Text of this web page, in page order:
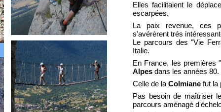
Elles facilitaient le
escarpées.
La paix revenue, ces
s'avérèrent trés
Le parcours des "Vie
Italie.
En France, les premières
Alpes dans les années 80.
Celle de la Colmiane fut la
Pas besoin de maîtriser
parcours aménagé